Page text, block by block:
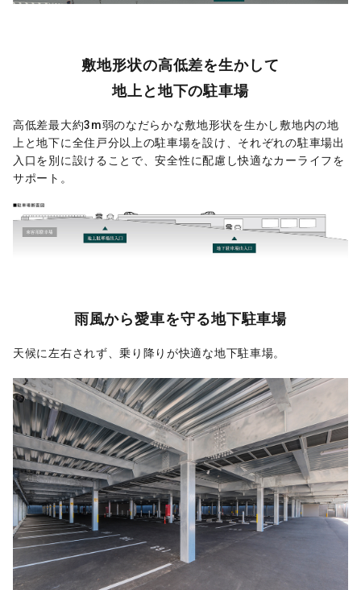
敷地形状の高低差を生かして
地上と地下の駐車場
高低差最大約3m弱のなだらかな敷地形状を生かし敷地内の地
上と地下に全住戸分以上の駐車場を設け、それぞれの駐車場出
入口を別に設けることで、安全性に配慮し快適なカーライフを
サポート。
雨風から愛車を守る地下駐車場
天候に左右されず、乗り降りが快適な地下駐車場。